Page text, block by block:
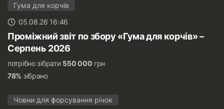
Гума для корчів
05.08.26 16:46
Проміжний звіт по збору «Гума для корчів» –
Серпень 2026
потрібно зібрати 550 000 грн
78% зібрано
Човни для форсування річок